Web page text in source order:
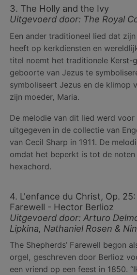
3. The Holly and the Ivy
Uitgevoerd door: The Royal
Een ander traditioneel lied dat
heeft op kerkdiensten en
titel noemt het traditionele Kerst-
geboorte van Jezus te
symboliseert Jezus en de klimop
zijn moeder, Maria.
De melodie van dit lied werd voor
uitgegeven in de collectie van
van Cecil Sharp in 1911. De
omdat het beperkt is tot de noten
hexachord.
4. L'enfance du Christ, Op.
Farewell - Hector Berlioz
Uitgevoerd door: Arturo
Lipkina, Nathaniel Rosen &
The Shepherds’ Farewell begon
orgel, geschreven door Berlioz
een vriend op een feest in 1850.